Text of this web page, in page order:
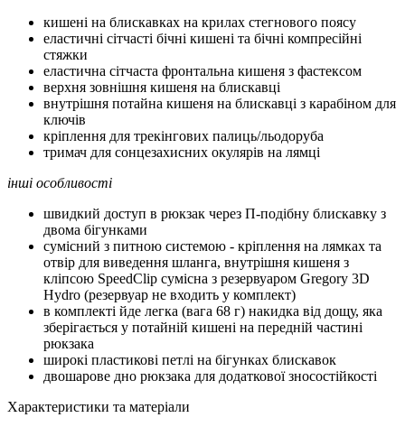
кишені на блискавках на крилах стегнового поясу
еластичні сітчасті бічні кишені та бічні компресійні
стяжки
еластична сітчаста фронтальна кишеня з фастексом
верхня зовнішня кишеня на блискавці
внутрішня потайна кишеня на блискавці з карабіном для
ключів
кріплення для трекінгових палиць/льодоруба
тримач для сонцезахисних окулярів на лямці
інші особливості
швидкий доступ в рюкзак через П-подібну блискавку з
двома бігунками
сумісний з питною системою - кріплення на лямках та
отвір для виведення шланга, внутрішня кишеня з
кліпсою SpeedClip сумісна з резервуаром Gregory 3D
Hydro (резервуар не входить у комплект)
в комплекті йде легка (вага 68 г) накидка від дощу, яка
зберігається у потайній кишені на передній частині
рюкзака
широкі пластикові петлі на бігунках блискавок
двошарове дно рюкзака для додаткової зносостійкості
Характеристики та матеріали